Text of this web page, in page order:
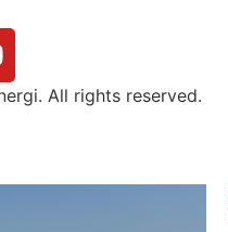
All rights reserved.